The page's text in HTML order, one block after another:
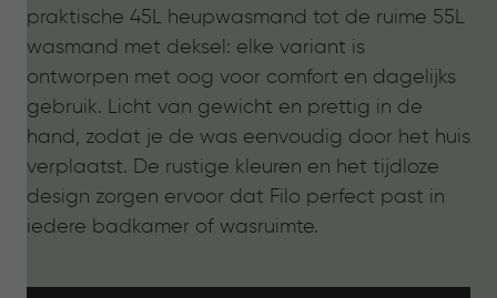
praktische 45L heupwasmand tot de ruime 55L
wasmand met deksel: elke variant is
ontworpen met oog voor comfort en dagelijks
gebruik. Licht van gewicht en prettig in de
hand, zodat je de was eenvoudig door het huis
verplaatst. De rustige kleuren en het tijdloze
design zorgen ervoor dat Filo perfect past in
iedere badkamer of wasruimte.